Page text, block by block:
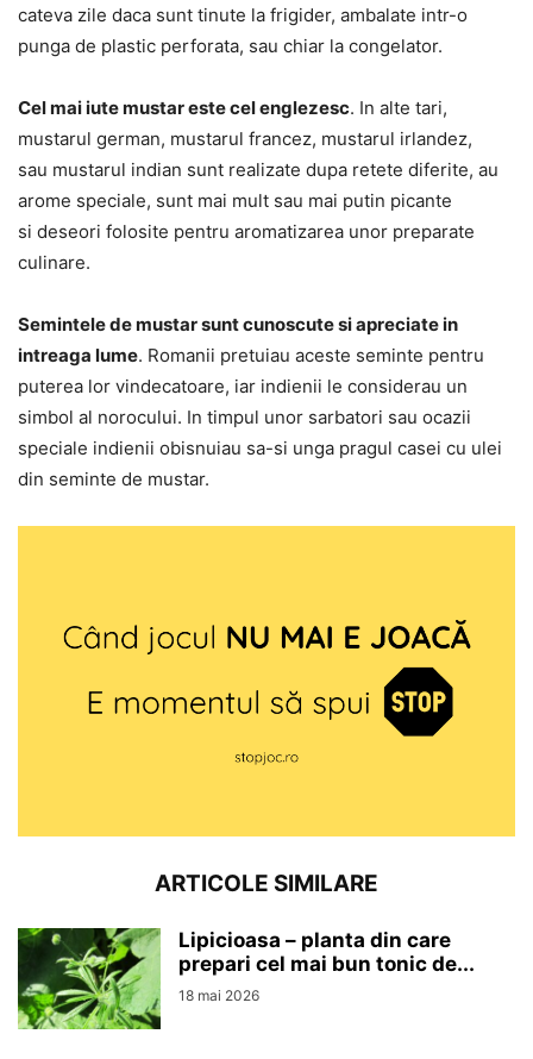
cateva zile daca sunt tinute la frigider, ambalate intr-o
punga de plastic perforata, sau chiar la congelator.
Cel mai iute mustar este cel englezesc. In alte tari,
mustarul german, mustarul francez, mustarul irlandez,
sau mustarul indian sunt realizate dupa retete diferite, au
arome speciale, sunt mai mult sau mai putin picante
si deseori folosite pentru aromatizarea unor preparate
culinare.
Semintele de mustar sunt cunoscute si apreciate in
intreaga lume. Romanii pretuiau aceste seminte pentru
puterea lor vindecatoare, iar indienii le considerau un
simbol al norocului. In timpul unor sarbatori sau ocazii
speciale indienii obisnuiau sa-si unga pragul casei cu ulei
din seminte de mustar.
ARTICOLE SIMILARE
Lipicioasa – planta din care
prepari cel mai bun tonic de...
18 mai 2026